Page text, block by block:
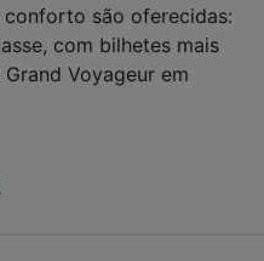
conforto são oferecidas:
com bilhetes mais
Voyageur em